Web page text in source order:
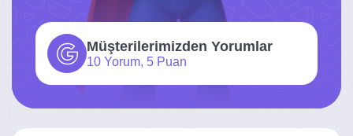
Müşterilerimizden Yorumlar
10 Yorum, 5 Puan